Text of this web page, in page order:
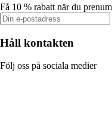
Få 10 % rabatt när du
Håll kontakten
Följ oss på sociala medier